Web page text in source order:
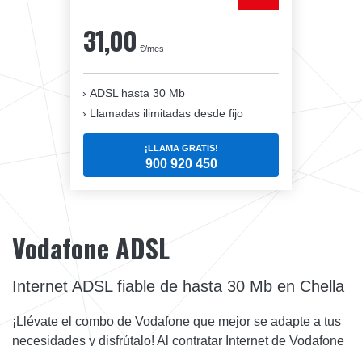
31,00 €/mes
ADSL hasta 30 Mb
Llamadas ilimitadas desde fijo
¡LLAMA GRATIS!
900 920 450
Vodafone ADSL
Internet ADSL fiable de hasta 30 Mb en Chella
¡Llévate el combo de Vodafone que mejor se adapte a tus
necesidades y disfrútalo! Al contratar Internet de Vodafone